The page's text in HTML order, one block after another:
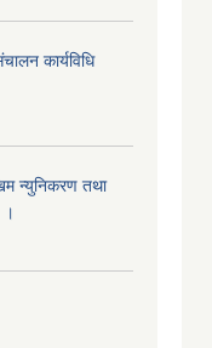
कार्यविधि
न्युनिकरण तथा
।